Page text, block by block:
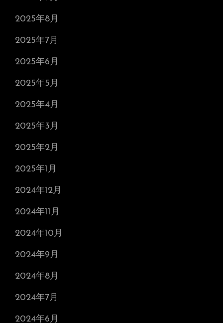
2025年8月
2025年7月
2025年6月
2025年5月
2025年4月
2025年3月
2025年2月
2025年1月
2024年12月
2024年11月
2024年10月
2024年9月
2024年8月
2024年7月
2024年6月